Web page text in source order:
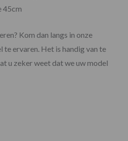
45cm
Kom dan langs in onze
te ervaren. Het is handig van te
u zeker weet dat we uw model